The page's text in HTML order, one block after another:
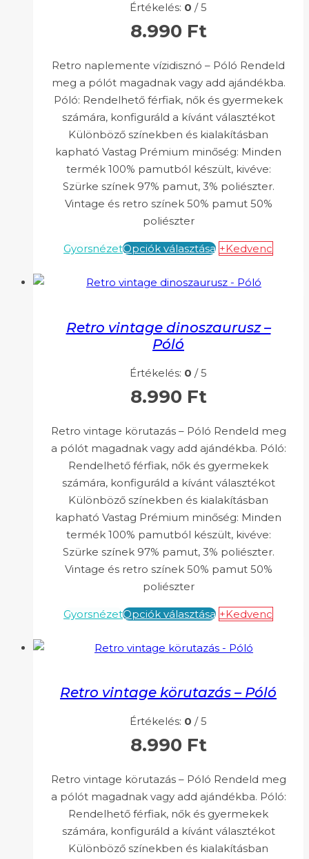
Értékelés: 0 / 5
8.990 Ft
Retro naplemente vízidisznó – Póló Rendeld
meg a pólót magadnak vagy add ajándékba.
Póló: Rendelhető férfiak, nők és gyermekek
számára, konfiguráld a kívánt választékot
Különböző színekben és kialakításban
kapható Vastag Prémium minőség: Minden
termék 100% pamutból készült, kivéve:
Szürke színek 97% pamut, 3% poliészter.
Vintage és retro színek 50% pamut 50%
poliészter
GyorsnézetOpciók választása +Kedvenc
Retro vintage dinoszaurusz –
Póló
Értékelés: 0 / 5
8.990 Ft
Retro vintage körutazás – Póló Rendeld meg
a pólót magadnak vagy add ajándékba. Póló:
Rendelhető férfiak, nők és gyermekek
számára, konfiguráld a kívánt választékot
Különböző színekben és kialakításban
kapható Vastag Prémium minőség: Minden
termék 100% pamutból készült, kivéve:
Szürke színek 97% pamut, 3% poliészter.
Vintage és retro színek 50% pamut 50%
poliészter
GyorsnézetOpciók választása +Kedvenc
Retro vintage körutazás – Póló
Értékelés: 0 / 5
8.990 Ft
Retro vintage körutazás – Póló Rendeld meg
a pólót magadnak vagy add ajándékba. Póló:
Rendelhető férfiak, nők és gyermekek
számára, konfiguráld a kívánt választékot
Különböző színekben és kialakításban